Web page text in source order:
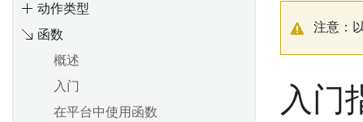
概览
创建 Object 类型
编辑Object类型
动作类型
函数
概述
入门
在平台中使用函数
注意：
入门